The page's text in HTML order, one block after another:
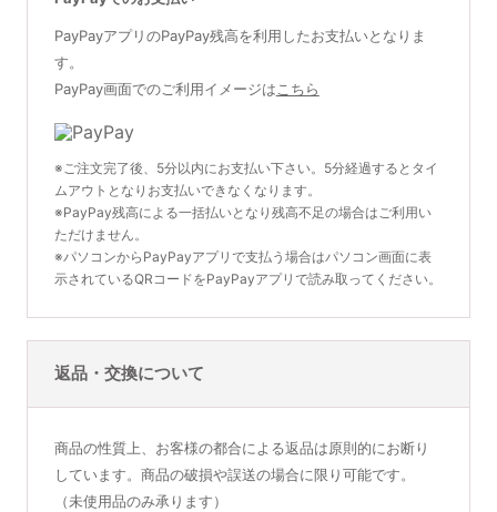
PayPayアプリのPayPay残高を利用したお支払いとなりま
す。
PayPay画面でのご利用イメージは こちら
※ご注文完了後、5分以内にお支払い下さい。5分経過するとタイ
ムアウトとなりお支払いできなくなります。
※PayPay残高による一括払いとなり残高不足の場合はご利用い
ただけません。
※パソコンからPayPayアプリで支払う場合はパソコン画面に表
示されているQRコードをPayPayアプリで読み取ってください。
返品・交換について
商品の性質上、お客様の都合による返品は原則的にお断り
しています。商品の破損や誤送の場合に限り可能です。
（未使用品のみ承ります）